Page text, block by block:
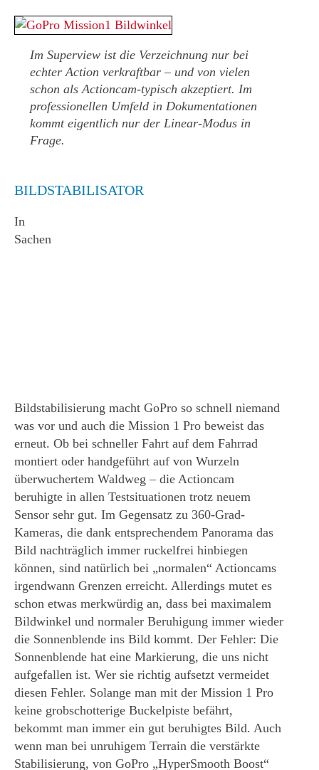
Im Superview ist die Verzeichnung nur bei
echter Action verkraftbar – und von vielen
schon als Actioncam-typisch akzeptiert. Im
professionellen Umfeld in Dokumentationen
kommt eigentlich nur der Linear-Modus in
Frage.
BILDSTABILISATOR
In
Sachen
Bildstabilisierung macht GoPro so schnell niemand
was vor und auch die Mission 1 Pro beweist das
erneut. Ob bei schneller Fahrt auf dem Fahrrad
montiert oder handgeführt auf von Wurzeln
überwuchertem Waldweg – die Actioncam
beruhigte in allen Testsituationen trotz neuem
Sensor sehr gut. Im Gegensatz zu 360-Grad-
Kameras, die dank entsprechendem Panorama das
Bild nachträglich immer ruckelfrei hinbiegen
können, sind natürlich bei „normalen“ Actioncams
irgendwann Grenzen erreicht. Allerdings mutet es
schon etwas merkwürdig an, dass bei maximalem
Bildwinkel und normaler Beruhigung immer wieder
die Sonnenblende ins Bild kommt. Der Fehler: Die
Sonnenblende hat eine Markierung, die uns nicht
aufgefallen ist. Wer sie richtig aufsetzt vermeidet
diesen Fehler. Solange man mit der Mission 1 Pro
keine grobschotterige Buckelpiste befährt,
bekommt man immer ein gut beruhigtes Bild. Auch
wenn man bei unruhigem Terrain die verstärkte
Stabilisierung, von GoPro „HyperSmooth Boost“